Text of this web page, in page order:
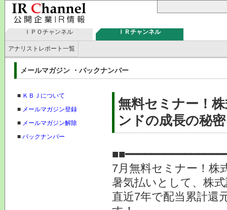
ＩＰＯチャンネル ＩＲチャンネル
アナリストレポート一覧
メールマガジン ・バックナンバー
■ ＫＢＪについて
■ メールマガジン登録
■ メールマガジン解除
■ バックナンバー
無料セミナー！
ンドの成長の秘
7月無料セミナー！株
暑気払いとして、株
直近7年で配当累計還